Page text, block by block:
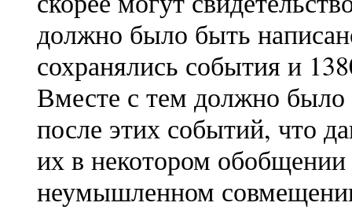
должно было быть
сохранялись события и
Вместе с тем должно было
после этих событий, что
их в некотором
неумышленном